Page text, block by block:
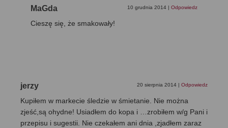
MaGda 10 grudnia 2014 | Odpowiedz
Cieszę się, że smakowały!
jerzy 20 sierpnia 2014 | Odpowiedz
Kupiłem w markecie śledzie w śmietanie. Nie można
zjeść,są ohydne! Usiadłem do kopa i …zrobiłem w/g Pani i
przepisu i sugestii. Nie czekałem ani dnia ,zjadłem zaraz